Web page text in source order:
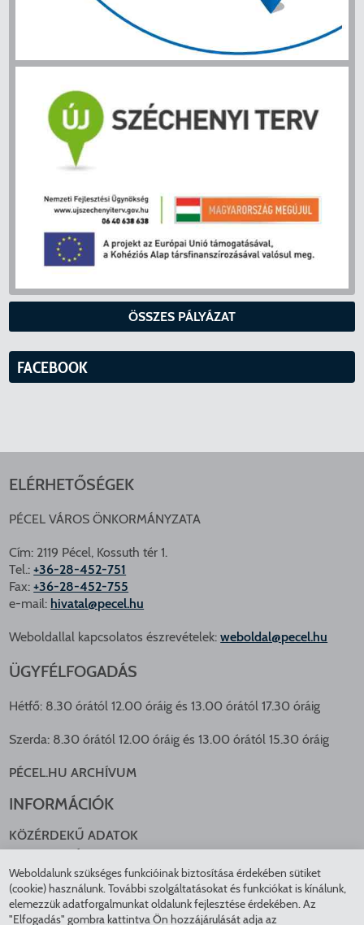
ÖSSZES PÁLYÁZAT
FACEBOOK
ELÉRHETŐSÉGEK
PÉCEL VÁROS ÖNKORMÁNYZATA
Cím: 2119 Pécel, Kossuth tér 1.
Tel.:+36-28-452-751
Fax:+36-28-452-755
e-mail: hivatal@pecel.hu
Weboldallal kapcsolatos észrevételek:weboldal@pecel.hu
ÜGYFÉLFOGADÁS
Hétfő: 8.30 órától 12.00 óráig és 13.00 órától 17.30 óráig
Szerda: 8.30 órától 12.00 óráig és 13.00 órától 15.30 óráig
PÉCEL.HU ARCHÍVUM
INFORMÁCIÓK
KÖZÉRDEKŰ ADATOK
KÖZLEKEDÉS
ADATKEZELÉS
ÁTLÁTHATÓ ÖNKORMÁNYZAT
Weboldalunk szükséges funkcióinak biztosítása érdekében sütiket
(cookie) használunk. További szolgáltatásokat és funkciókat is kínálunk,
elemezzük adatforgalmunkat oldalunk fejlesztése érdekében. Az
"Elfogadás" gombra kattintva Ön hozzájárulását adja az